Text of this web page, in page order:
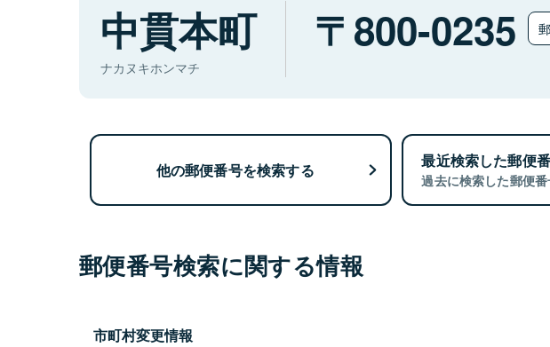
中貫本町
ナカヌキホンマチ
800-0235
他の郵便番号を検索する 最近検索した郵便
過去に検索した郵便番
郵便番号検索に関する情報
市町村変更情報